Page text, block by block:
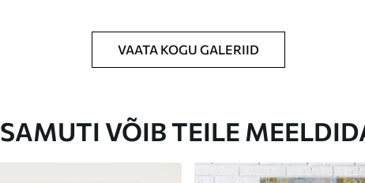
VAATA KOGU GALERIID
SAMUTI VÕIB TEILE